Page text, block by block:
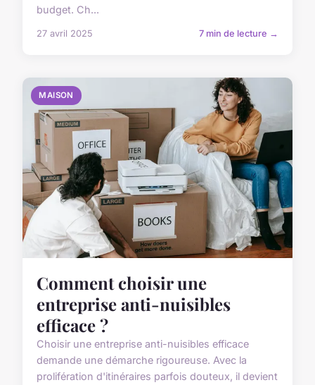
budget. Ch...
27 avril 2025 7 min de lecture →
MAISON
Comment choisir une
entreprise anti-nuisibles
efficace ?
Choisir une entreprise anti-nuisibles efficace
demande une démarche rigoureuse. Avec la
prolifération d'itinéraires parfois douteux, il devient